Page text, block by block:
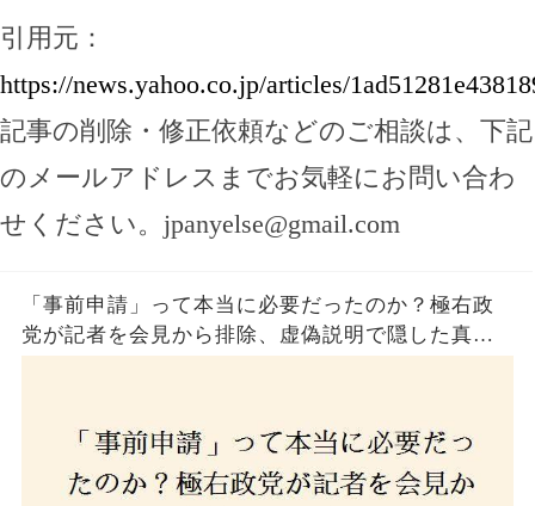
引用元：
https://news.yahoo.co.jp/articles/
記事の削除・修正依頼などのご相談は、下記
のメールアドレスまでお気軽にお問い合わ
せください。 jpanyelse@gmail.com
「事前申請」って本当に必要だったのか？極右政
党が記者を会見から排除、虚偽説明で隠した真実